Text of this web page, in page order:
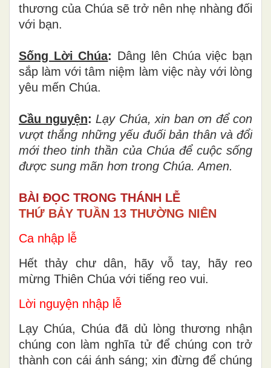
thương của Chúa sẽ trở nên nhẹ nhàng đối
với bạn.
Sống Lời Chúa: Dâng lên Chúa việc bạn
sắp làm với tâm niệm làm việc này với lòng
yêu mến Chúa.
Cầu nguyện: Lạy Chúa, xin ban ơn để con
vượt thắng những yếu đuối bản thân và đổi
mới theo tinh thần của Chúa để cuộc sống
được sung mãn hơn trong Chúa. Amen.
BÀI ĐỌC TRONG THÁNH LỄ
THỨ BẢY TUẦN 13 THƯỜNG NIÊN
Ca nhập lễ
Hết thảy chư dân, hãy vỗ tay, hãy reo
mừng Thiên Chúa với tiếng reo vui.
Lời nguyện nhập lễ
Lạy Chúa, Chúa đã dủ lòng thương nhận
chúng con làm nghĩa tử để chúng con trở
thành con cái ánh sáng; xin đừng để chúng